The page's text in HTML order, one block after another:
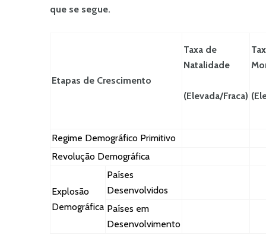
que se segue.
Etapas de Crescimento
Taxa de
Natalidade
(Elevada/Fraca)
Regime Demográfico Primitivo
Revolução Demográfica
Explosão
Demográfica
Países
Desenvolvidos
Países em
Desenvolvimento